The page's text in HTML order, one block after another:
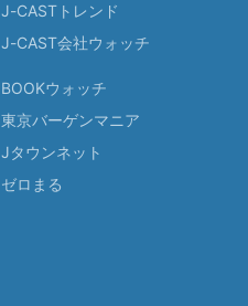
J-CASTトレンド
J-CAST会社ウォッチ
BOOKウォッチ
東京バーゲンマニア
Jタウンネット
ゼロまる